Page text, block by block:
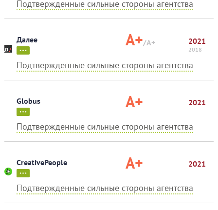
Подтвержденные сильные стороны агентства
Далее A+/A+ 2021
2018
Подтвержденные сильные стороны агентства
Globus A+ 2021
Подтвержденные сильные стороны агентства
CreativePeople A+ 2021
Подтвержденные сильные стороны агентства